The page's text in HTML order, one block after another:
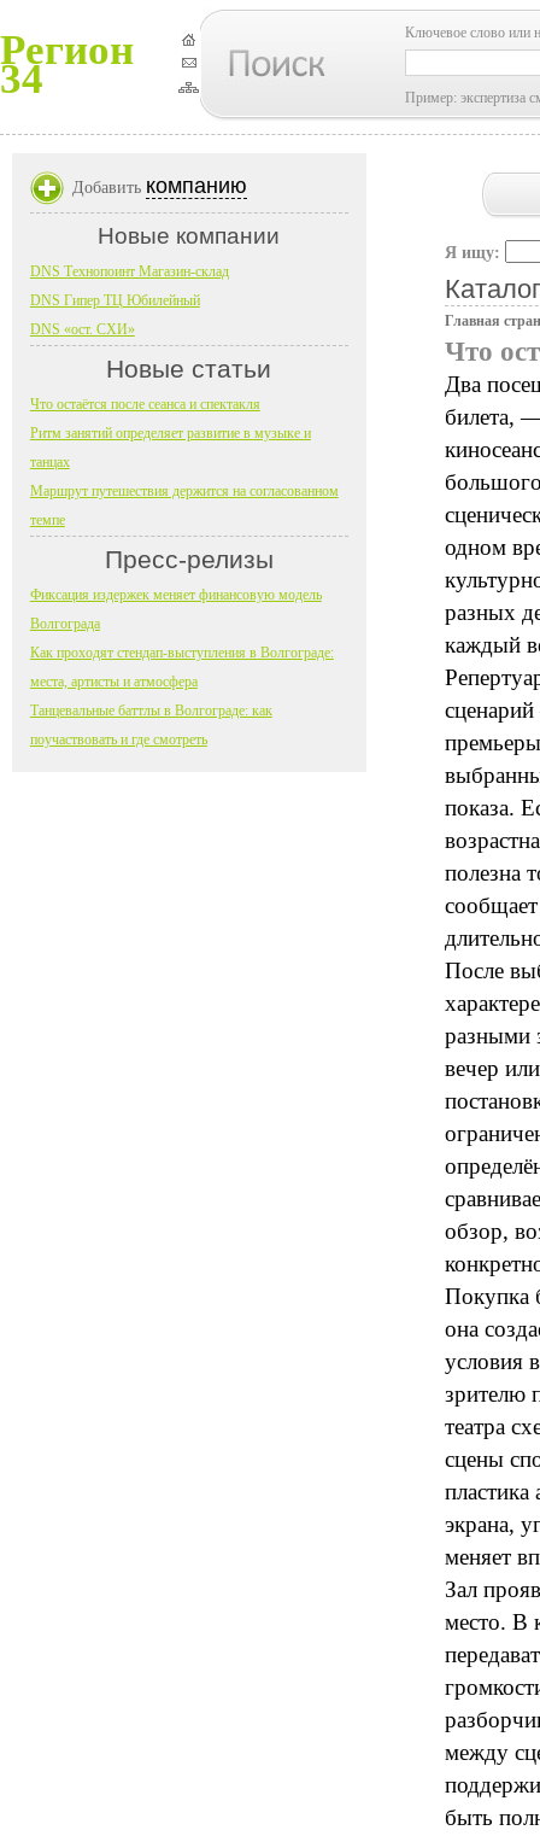
Регион
34
Ключевое слово или
Пример: экспертиза
Я ищу:
Главная
Что
Два
билета,
одном
разных
каждый
показа.
полезна
сообщает
После
разными
вечер
обзор,
Покупка
она
условия
зрителю
театра
сцены
экрана,
меняет
Зал
место. В
между
быть
Добавить компанию
Новые компании
DNS Технопоинт Магазин-склад
DNS Гипер ТЦ Юбилейный
DNS «ост. СХИ»
Новые статьи
Что остаётся после сеанса и спектакля
Ритм занятий определяет развитие в музыке и
танцах
Маршрут путешествия держится на согласованном
темпе
Пресс-релизы
Фиксация издержек меняет финансовую модель
Волгограда
Как проходят стендап-выступления в Волгограде:
места, артисты и атмосфера
Танцевальные баттлы в Волгограде: как
поучаствовать и где смотреть